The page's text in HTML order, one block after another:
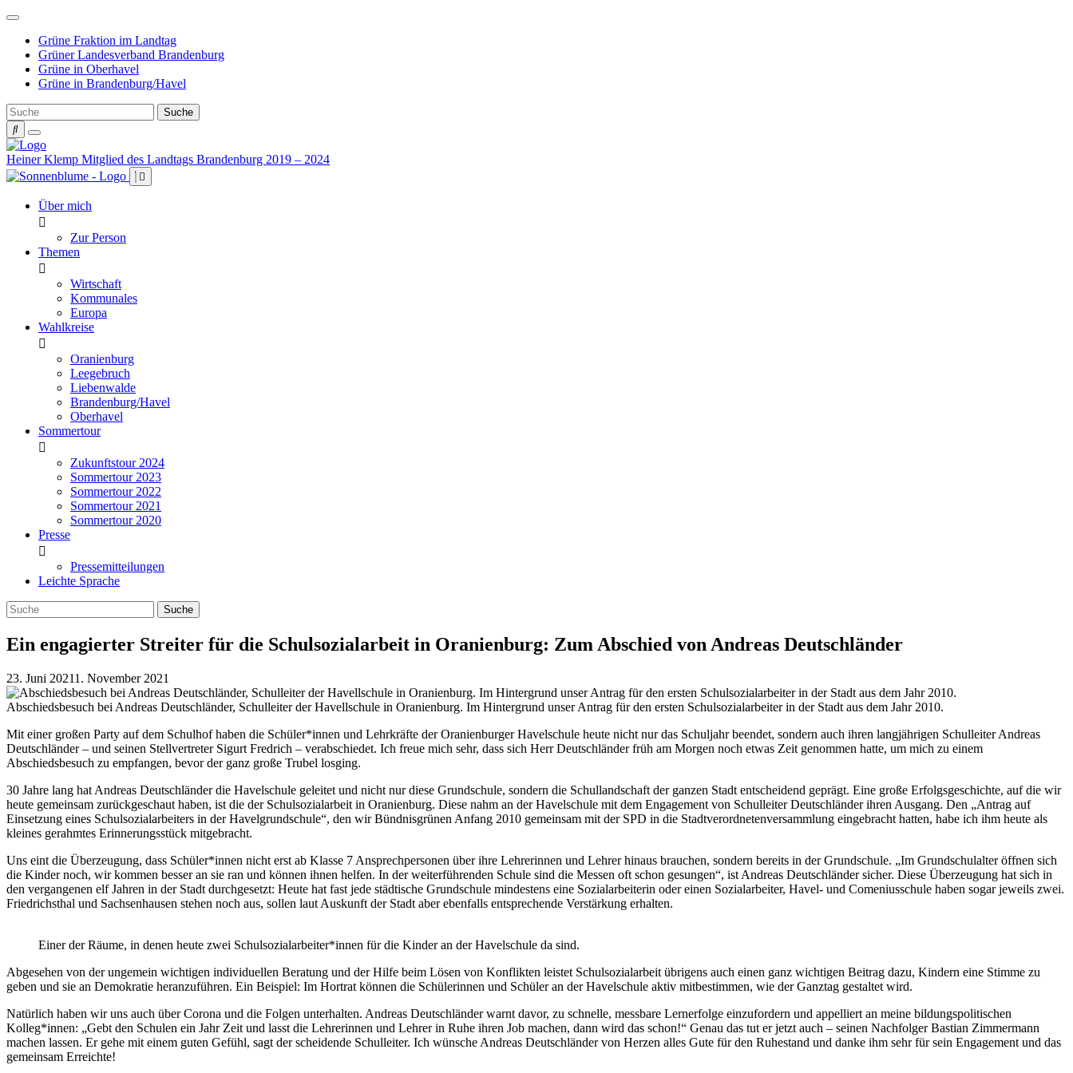
Weiter
Inhalt
Grüne Fraktion im Landtag
Grüner Landesverband Brandenburg
Grüne in Oberhavel
Grüne in Brandenburg/Havel
Heiner Klemp Mitglied des Landtags Brandenburg 2019 – 2024
Über mich
Zur Person
Themen
Wirtschaft
Kommunales
Europa
Wahlkreise
Oranienburg
Leegebruch
Liebenwalde
Brandenburg/Havel
Oberhavel
Sommertour
Zukunftstour 2024
Sommertour 2023
Sommertour 2022
Sommertour 2021
Sommertour 2020
Presse
Pressemitteilungen
Leichte Sprache
Ein engagierter Streiter für die Schulsozialarbeit in Oranienburg: Zum Abschied von Andreas Deutschländer
23. Juni 20211. November 2021
Abschiedsbesuch bei Andreas Deutschländer, Schulleiter der Havellschule in Oranienburg. Im Hintergrund unser Antrag für den ersten Schulsozialarbeiter in der Stadt aus dem Jahr 2010.
Mit einer großen Party auf dem Schulhof haben die Schüler*innen und Lehrkräfte der Oranienburger Havelschule heute nicht nur das Schuljahr beendet, sondern auch ihren langjährigen Schulleiter Andreas
Deutschländer – und seinen Stellvertreter Sigurt Fredrich – verabschiedet. Ich freue mich sehr, dass sich Herr Deutschländer früh am Morgen noch etwas Zeit genommen hatte, um mich zu einem
Abschiedsbesuch zu empfangen, bevor der ganz große Trubel losging.
30 Jahre lang hat Andreas Deutschländer die Havelschule geleitet und nicht nur diese Grundschule, sondern die Schullandschaft der ganzen Stadt entscheidend geprägt. Eine große Erfolgsgeschichte, auf die wir
heute gemeinsam zurückgeschaut haben, ist die der Schulsozialarbeit in Oranienburg. Diese nahm an der Havelschule mit dem Engagement von Schulleiter Deutschländer ihren Ausgang. Den „Antrag auf
Einsetzung eines Schulsozialarbeiters in der Havelgrundschule“, den wir Bündnisgrünen Anfang 2010 gemeinsam mit der SPD in die Stadtverordnetenversammlung eingebracht hatten, habe ich ihm heute als
kleines gerahmtes Erinnerungsstück mitgebracht.
Uns eint die Überzeugung, dass Schüler*innen nicht erst ab Klasse 7 Ansprechpersonen über ihre Lehrerinnen und Lehrer hinaus brauchen, sondern bereits in der Grundschule. „Im Grundschulalter öffnen sich
die Kinder noch, wir kommen besser an sie ran und können ihnen helfen. In der weiterführenden Schule sind die Messen oft schon gesungen“, ist Andreas Deutschländer sicher. Diese Überzeugung hat sich in
den vergangenen elf Jahren in der Stadt durchgesetzt: Heute hat fast jede städtische Grundschule mindestens eine Sozialarbeiterin oder einen Sozialarbeiter, Havel- und Comeniusschule haben sogar jeweils zwei.
Friedrichsthal und Sachsenhausen stehen noch aus, sollen laut Auskunft der Stadt aber ebenfalls entsprechende Verstärkung erhalten.
Einer der Räume, in denen heute zwei Schulsozialarbeiter*innen für die Kinder an der Havelschule da sind.
Abgesehen von der ungemein wichtigen individuellen Beratung und der Hilfe beim Lösen von Konflikten leistet Schulsozialarbeit übrigens auch einen ganz wichtigen Beitrag dazu, Kindern eine Stimme zu
geben und sie an Demokratie heranzuführen. Ein Beispiel: Im Hortrat können die Schülerinnen und Schüler an der Havelschule aktiv mitbestimmen, wie der Ganztag gestaltet wird.
Natürlich haben wir uns auch über Corona und die Folgen unterhalten. Andreas Deutschländer warnt davor, zu schnelle, messbare Lernerfolge einzufordern und appelliert an meine bildungspolitischen
Kolleg*innen: „Gebt den Schulen ein Jahr Zeit und lasst die Lehrerinnen und Lehrer in Ruhe ihren Job machen, dann wird das schon!“ Genau das tut er jetzt auch – seinen Nachfolger Bastian Zimmermann
machen lassen. Er gehe mit einem guten Gefühl, sagt der scheidende Schulleiter. Ich wünsche Andreas Deutschländer von Herzen alles Gute für den Ruhestand und danke ihm sehr für sein Engagement und das
gemeinsam Erreichte!